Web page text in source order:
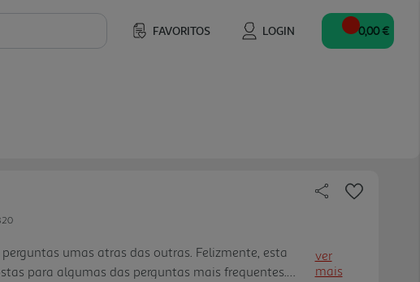
FAVORITOS LOGIN 0,00 €
umas atras das outras. Felizmente, esta
para algumas das perguntas mais frequentes.
ver
mais